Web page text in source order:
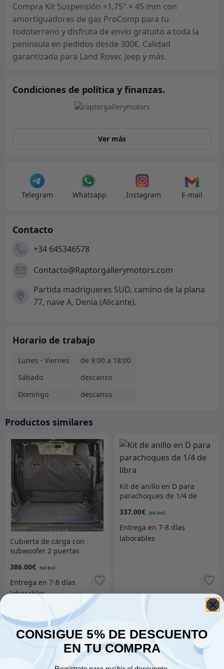
de
gas
ProComp
cantidad
Compra Kit Suspensión +1,75" = 45 mm con
amortiguadores de gas ProComp para tu
todoterreno y disfruta de envío gratuito a toda la
península en pedidos desde 300€. Calidad
garantizada para Land Rover, Jeep y más.
Condiciones de política y finanzas.
Ver más
Telegram Whatsapp Instagram E-mail
Contacto
+34 645346578
Contacto@Raptorgallerymotors.com
Partida madrigueres SUD, camino de la plana
77, nave A, Denia (Alicante).
Horario de trabajo
Lunes - Viernes
de 9:00 a 18:00
Sábado
descanso
Domingo
descanso
Productos similares
Cubierta de carga con
subwoofer 2 puertas
386.00€
Añadir al carrito
Kit de anillo en D para
parachoques de 1/4 de
337.00€
CONSIGUE 5% DE DESCUENTO
EN TU COMPRA